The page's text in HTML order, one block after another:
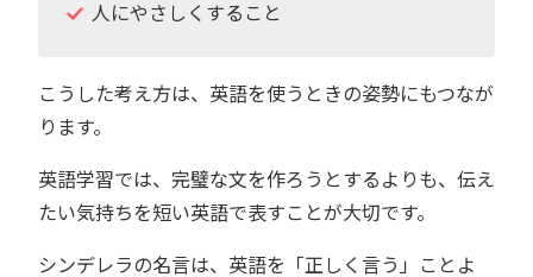
人にやさしくすること
こうした考え方は、英語を使うときの姿勢にもつなが
ります。
英語学習では、完璧な文を作ろうとするよりも、伝え
たい気持ちを短い英語で表すことが大切です。
シンデレラの名言は、英語を「正しく言う」ことよ